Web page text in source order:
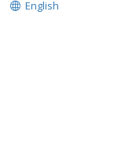
English